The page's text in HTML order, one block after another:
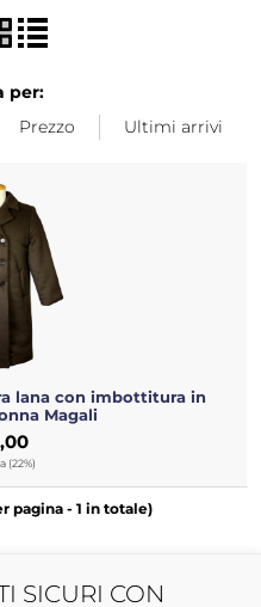
per:
lana con imbottitura in
Magali
(22%)
pagina - 1 in totale)
SICURI CON